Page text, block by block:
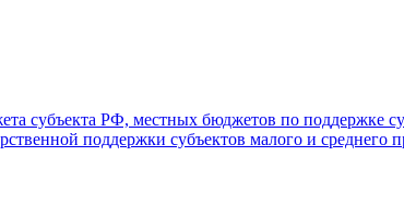
субъекта РФ, местных бюджетов по поддержке
поддержки субъектов малого и среднего